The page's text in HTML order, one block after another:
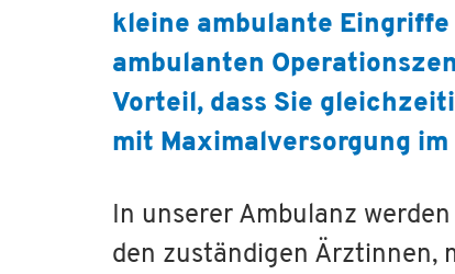
kleine ambulante
ambulanten
Vorteil, dass Sie
mit Maximalversorgung
In unserer Ambulanz
den zuständigen Ärztinnen,